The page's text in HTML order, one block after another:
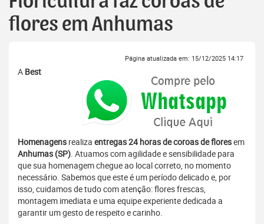
flores em Anhumas
Página atualizada em: 15/12/2025 14:17
A Best
Homenagens realiza entregas 24 horas de coroas de floresem
Anhumas (SP). Atuamos com agilidade e sensibilidade para
que sua homenagem chegue ao local correto, no momento
necessário. Sabemos que este é um período delicado e, por
isso, cuidamos de tudo com atenção: flores frescas,
montagem imediata e uma equipe experiente dedicada a
garantir um gesto de respeito e carinho.